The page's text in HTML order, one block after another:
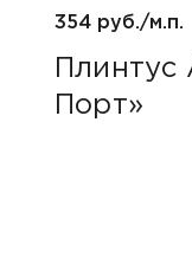
354 руб./м.п.
Порт»